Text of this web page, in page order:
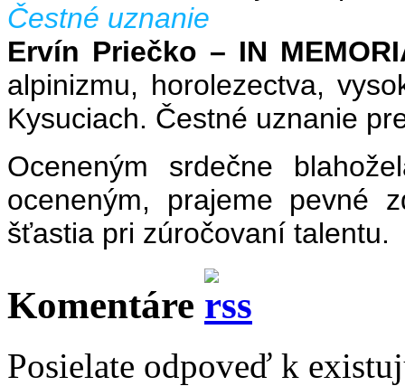
Čestné uznanie
Ervín Priečko – IN
alpinizmu, horolezectva,
Kysuciach. Čestné uznanie
Oceneným srdečne
oceneným, prajeme pevné
šťastia pri zúročovaní talentu.
Komentáre
Posielate odpoveď k